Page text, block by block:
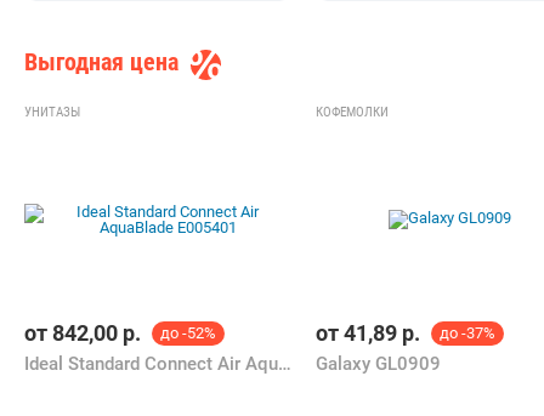
Выгодная цена
УНИТАЗЫ
от842,00 р. до -52%
Ideal Standard Connect Air AquaBlade E005401
КОФЕМОЛКИ
от41,89 р. до -37%
Galaxy GL0909